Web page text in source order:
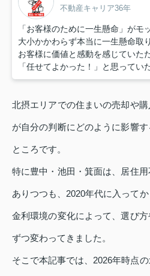
不動産キャリア36年
「お客様のために一生懸命」がモ
大小かかわらず本当に一生懸命取
お客様に価値と感動を感じていた
「任せてよかった！」と思ってい
北摂エリアでの住まいの売却や
が自分の判断にどのように影響
ところです。
特に豊中・池田・箕面は、居住
ありつつも、2020年代に入って
金利環境の変化によって、選び
ずつ変わってきました。
そこで本記事では、2026年時点